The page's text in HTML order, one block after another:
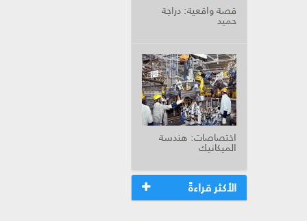
قصة واقعية: دراجة
حميد
اختصاصات: هندسة
الميكانيك
الأكثر قراءةً